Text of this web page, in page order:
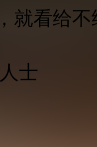
就看给
士